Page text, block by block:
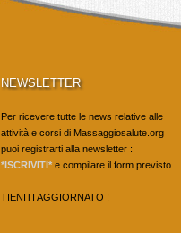
NEWSLETTER
Per ricevere tutte le news relative alle
attività e corsi di Massaggiosalute.org
puoi registrarti alla newsletter :
*ISCRIVITI* e compilare il form previsto.
TIENITI AGGIORNATO !